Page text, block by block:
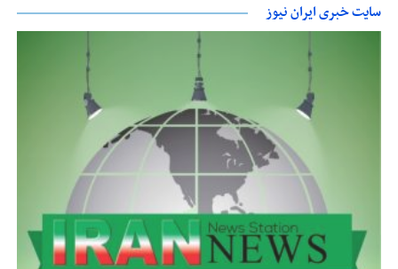
سایت خبری ایران نیوز